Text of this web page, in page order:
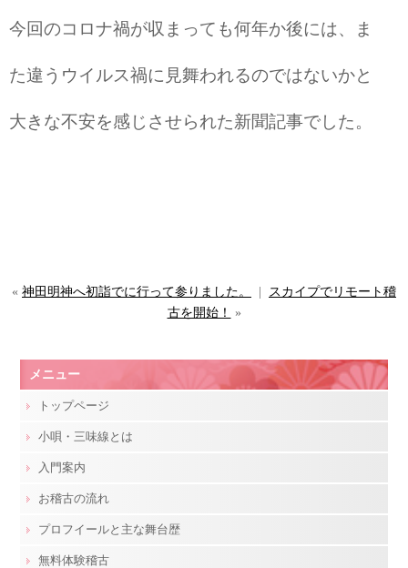
今回のコロナ禍が収まっても何年か後には、ま
た違うウイルス禍に見舞われるのではないかと
大きな不安を感じさせられた新聞記事でした。
« 神田明神へ初詣でに行って参りました。
スカイプでリモート稽
古を開始！
»
メニュー
トップページ
小唄・三味線とは
入門案内
お稽古の流れ
プロフイールと主な舞台歴
無料体験稽古